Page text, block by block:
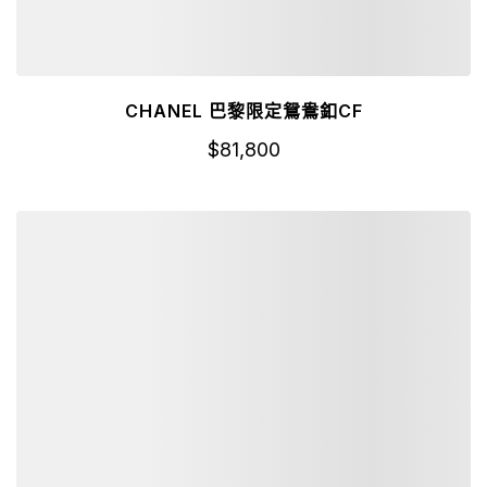
CHANEL 巴黎限定鴛鴦釦CF
$81,800